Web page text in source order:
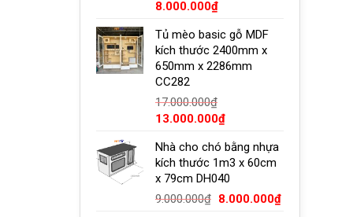
bảo sản phẩm có thể tiếp tục được sử dụng mà
Giá
là:
12.000.000₫.
8.000.000₫Giá
tại
là:
8.000.000₫.
Tủ mèo basic gỗ MDF
kích thước 2400mm x
650mm x 2286mm
CC282
17.000.000₫
Giá
là:
17.000.000₫.
13.000.000₫Giá
tại
là:
13.000.000₫.
Nhà cho chó bằng nhựa
kích thước 1m3 x 60cm
x 79cm DH040
9.000.000₫ Giá
8.000.000₫Giá